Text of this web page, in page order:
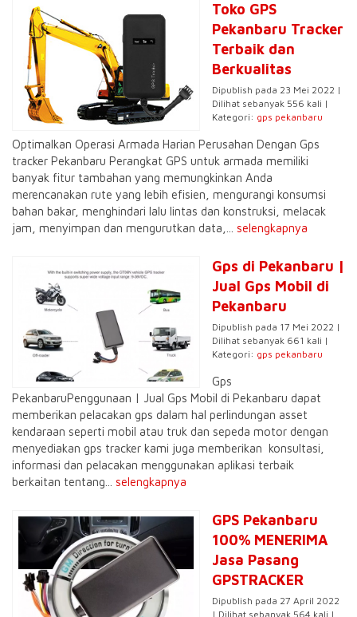
Toko GPS
Pekanbaru Tracker
Terbaik dan
Berkualitas
Dipublish pada 23 Mei 2022 |
Dilihat sebanyak 556 kali |
Kategori: gps pekanbaru
Optimalkan Operasi Armada Harian Perusahan Dengan Gps
tracker Pekanbaru Perangkat GPS untuk armada memiliki
banyak fitur tambahan yang memungkinkan Anda
merencanakan rute yang lebih efisien, mengurangi konsumsi
bahan bakar, menghindari lalu lintas dan konstruksi, melacak
jam, menyimpan dan mengurutkan data,... selengkapnya
Gps di Pekanbaru |
Jual Gps Mobil di
Pekanbaru
Dipublish pada 17 Mei 2022 |
Dilihat sebanyak 661 kali |
Kategori: gps pekanbaru
Gps
PekanbaruPenggunaan | Jual Gps Mobil di Pekanbaru dapat
memberikan pelacakan gps dalam hal perlindungan asset
kendaraan seperti mobil atau truk dan sepeda motor dengan
menyediakan gps tracker kami juga memberikan konsultasi,
informasi dan pelacakan menggunakan aplikasi terbaik
berkaitan tentang... selengkapnya
GPS Pekanbaru
100% MENERIMA
Jasa Pasang
GPSTRACKER
Dipublish pada 27 April 2022
| Dilihat sebanyak 564 kali |